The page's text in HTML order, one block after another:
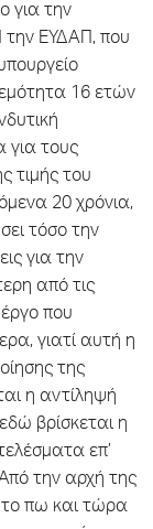
για την
την ΕΥΔΑΠ, που
16 ετών
για τους
τιμής του
20 χρόνια,
τόσο την
για την
από τις
που
γιατί αυτή η
της
η αντίληψή
βρίσκεται η
επ’
την αρχή της
το πω και τώρα